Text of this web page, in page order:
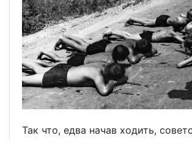
Так что, едва начав ходить,